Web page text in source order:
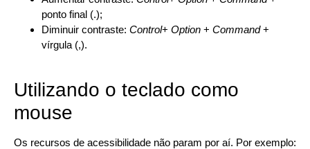
ponto final (.);
Diminuir contraste: Control+ Option + Command+
vírgula (,).
Utilizando o teclado como
mouse
Os recursos de acessibilidade não param por aí. Por exemplo: